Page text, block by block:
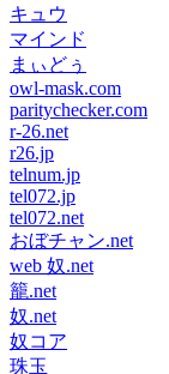
キュウ
マインド
まぃどぅ
owl-mask.com
paritychecker.com
r-26.net
r26.jp
telnum.jp
tel072.jp
tel072.net
おぼチャン.net
web 奴.net
籠.net
奴.net
奴コア
珠玉